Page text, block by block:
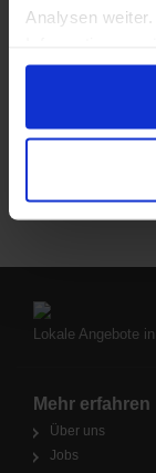
Analysen
zusammen, die
im Rahmen
haben.
Lokale Angebote
Mehr erfahren
Über uns
Jobs